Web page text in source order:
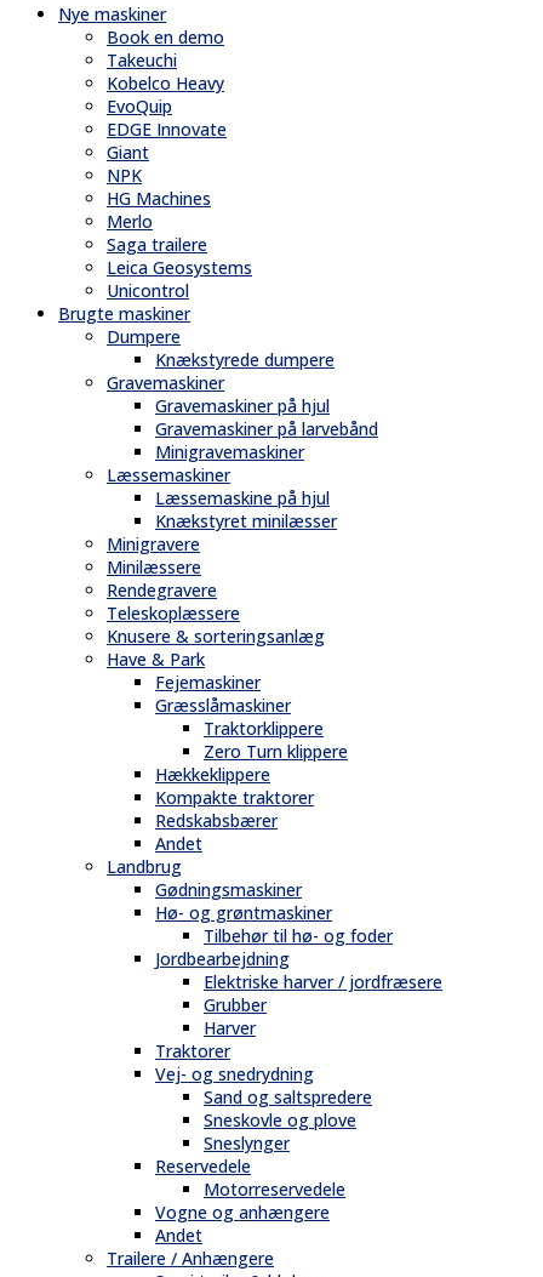
Nye maskiner
Book en demo
Takeuchi
Kobelco Heavy
EvoQuip
EDGE Innovate
Giant
NPK
HG Machines
Merlo
Saga trailere
Leica Geosystems
Unicontrol
Brugte maskiner
Dumpere
Knækstyrede dumpere
Gravemaskiner
Gravemaskiner på hjul
Gravemaskiner på larvebånd
Minigravemaskiner
Læssemaskiner
Læssemaskine på hjul
Knækstyret minilæsser
Minigravere
Minilæssere
Rendegravere
Teleskoplæssere
Knusere & sorteringsanlæg
Have & Park
Fejemaskiner
Græsslåmaskiner
Traktorklippere
Zero Turn klippere
Hækkeklippere
Kompakte traktorer
Redskabsbærer
Andet
Landbrug
Gødningsmaskiner
Hø- og grøntmaskiner
Tilbehør til hø- og foder
Jordbearbejdning
Elektriske harver / jordfræsere
Grubber
Harver
Traktorer
Vej- og snedrydning
Sand og saltspredere
Sneskovle og plove
Sneslynger
Reservedele
Motorreservedele
Vogne og anhængere
Andet
Trailere / Anhængere